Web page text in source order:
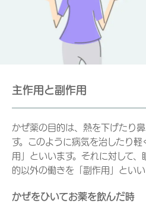
主作用と副作用
かぜ薬の目的は、熱を下げたり
す。このように病気を治したり
用」といいます。それに対して
的以外の働きを「副作用」といい
かぜをひいてお薬を飲んだ時